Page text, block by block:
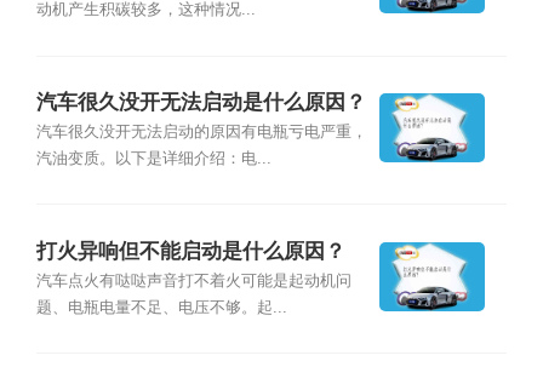
动机产生积碳较多，这种情况...
汽车很久没开无法启动是什么原因？
汽车很久没开无法启动的原因有电瓶亏电严重，
汽油变质。以下是详细介绍：电...
打火异响但不能启动是什么原因？
汽车点火有哒哒声音打不着火可能是起动机问
题、电瓶电量不足、电压不够。起...